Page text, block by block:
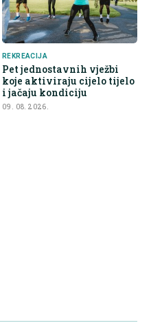
REKREACIJA
Pet jednostavnih vježbi
koje aktiviraju cijelo tijelo
i jačaju kondiciju
09. 08. 2026.